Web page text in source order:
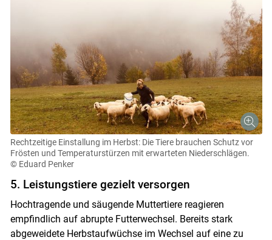
Rechtzeitige Einstallung im Herbst: Die Tiere brauchen Schutz vor
Frösten und Temperaturstürzen mit erwarteten Niederschlägen.
© Eduard Penker
5. Leistungstiere gezielt versorgen
Hochtragende und säugende Muttertiere reagieren
empfindlich auf abrupte Futterwechsel. Bereits stark
abgeweidete Herbstaufwüchse im Wechsel auf eine zu